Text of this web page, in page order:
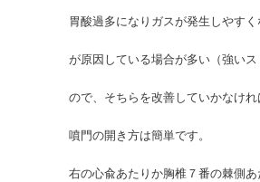
胃酸過多になりガスが発生しやすく
が原因している場合が多い（強い
ので、そちらを改善していかなけ
噴門の開き方は簡単です。
右の心兪あたりか胸椎７番の棘側